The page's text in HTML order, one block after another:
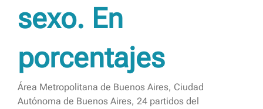
sexo. En
porcentajes
Área Metropolitana de Buenos Aires, Ciudad
Autónoma de Buenos Aires, 24 partidos del